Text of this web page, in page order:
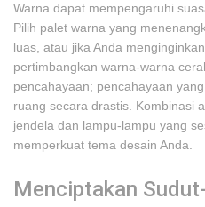
Warna dapat mempengaruhi
Pilih palet warna yang
luas, atau jika Anda
pertimbangkan warna-warna
pencahayaan; pencahayaan
ruang secara drastis. Kombinasi
jendela dan lampu-lampu yang
memperkuat tema desain Anda.
Menciptakan